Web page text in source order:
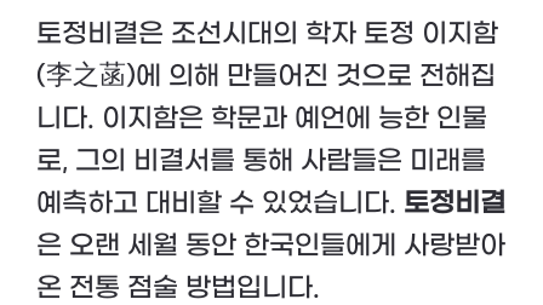
토정비결은 조선시대의 학자 토정 이지함
(李之菡)에 의해 만들어진 것으로 전해집
니다. 이지함은 학문과 예언에 능한 인물
로, 그의 비결서를 통해 사람들은 미래를
예측하고 대비할 수 있었습니다. 토정비결
은 오랜 세월 동안 한국인들에게 사랑받아
온 전통 점술 방법입니다.